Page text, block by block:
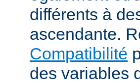
différents à
ascendante.
Compatibilité
des variables